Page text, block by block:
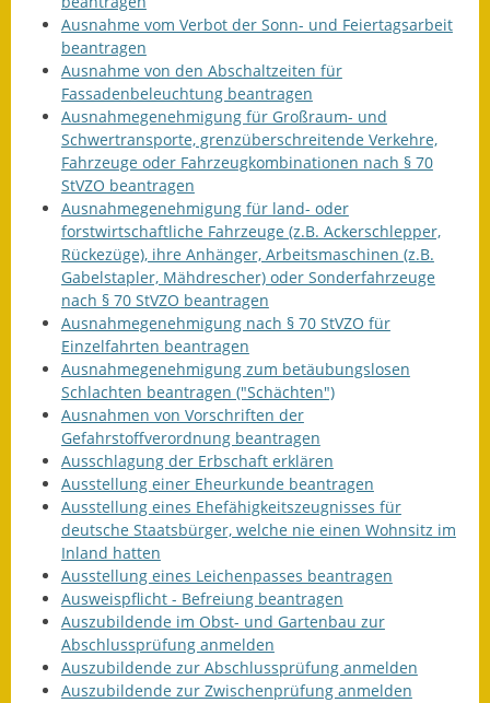
Ausnahme vom Verbot der Sonn- und Feiertagsarbeit
beantragen
Ausnahme von den Abschaltzeiten für
Fassadenbeleuchtung beantragen
Ausnahmegenehmigung für Großraum- und
Schwertransporte, grenzüberschreitende Verkehre,
Fahrzeuge oder Fahrzeugkombinationen nach § 70
StVZO beantragen
Ausnahmegenehmigung für land- oder
forstwirtschaftliche Fahrzeuge (z.B. Ackerschlepper,
Rückezüge), ihre Anhänger, Arbeitsmaschinen (z.B.
Gabelstapler, Mähdrescher) oder Sonderfahrzeuge
nach § 70 StVZO beantragen
Ausnahmegenehmigung nach § 70 StVZO für
Einzelfahrten beantragen
Ausnahmegenehmigung zum betäubungslosen
Schlachten beantragen ("Schächten")
Ausnahmen von Vorschriften der
Gefahrstoffverordnung beantragen
Ausschlagung der Erbschaft erklären
Ausstellung einer Eheurkunde beantragen
Ausstellung eines Ehefähigkeitszeugnisses für
deutsche Staatsbürger, welche nie einen Wohnsitz im
Inland hatten
Ausstellung eines Leichenpasses beantragen
Ausweispflicht - Befreiung beantragen
Auszubildende im Obst- und Gartenbau zur
Abschlussprüfung anmelden
Auszubildende zur Abschlussprüfung anmelden
Auszubildende zur Zwischenprüfung anmelden